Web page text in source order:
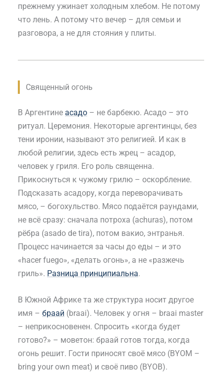
прежнему ужинает холодным хлебом. Не потому
что лень. А потому что вечер – для семьи и
разговора, а не для стояния у плиты.
Священный огонь
В Аргентине асадо – не барбекю. Асадо – это
ритуал. Церемония. Некоторые аргентинцы, без
тени иронии, называют это религией. И как в
любой религии, здесь есть жрец – асадор,
человек у гриля. Его роль священна.
Прикоснуться к чужому грилю – оскорбление.
Подсказать асадору, когда переворачивать
мясо, – богохульство. Мясо подаётся раундами,
не всё сразу: сначала потроха (achuras), потом
рёбра (asado de tira), потом вакио, энтранья.
Процесс начинается за часы до еды – и это
«hacer fuego», «делать огонь», а не «разжечь
гриль». Разница принципиальна.
В Южной Африке та же структура носит другое
имя – браай (braai). Человек у огня – braai master
– неприкосновенен. Спросить «когда будет
готово?» – моветон: браай готов тогда, когда
огонь решит. Гости приносят своё мясо (BYOM –
bring your own meat) и своё пиво (BYOB).